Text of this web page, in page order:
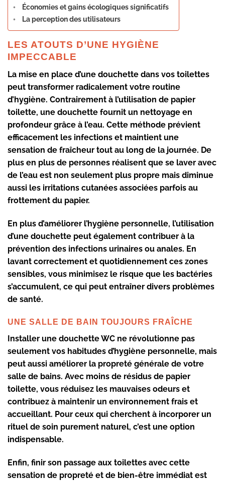
Économies et gains écologiques significatifs
La perception des utilisateurs
LES ATOUTS D’UNE HYGIÈNE
IMPECCABLE
La mise en place d’une douchette dans vos toilettes
peut transformer radicalement votre routine
d’hygiène. Contrairement à l’utilisation de papier
toilette, une douchette fournit un nettoyage en
profondeur grâce à l’eau. Cette méthode prévient
efficacement les infections et maintient une
sensation de fraîcheur tout au long de la journée. De
plus en plus de personnes réalisent que se laver avec
de l’eau est non seulement plus propre mais diminue
aussi les irritations cutanées associées parfois au
frottement du papier.
En plus d’améliorer l’hygiène personnelle, l’utilisation
d’une douchette peut également contribuer à la
prévention des infections urinaires ou anales. En
lavant correctement et quotidiennement ces zones
sensibles, vous minimisez le risque que les bactéries
s’accumulent, ce qui peut entraîner divers problèmes
de santé.
UNE SALLE DE BAIN TOUJOURS FRAÎCHE
Installer une douchette WC ne révolutionne pas
seulement vos habitudes d’hygiène personnelle, mais
peut aussi améliorer la propreté générale de votre
salle de bains. Avec moins de résidus de papier
toilette, vous réduisez les mauvaises odeurs et
contribuez à maintenir un environnement frais et
accueillant. Pour ceux qui cherchent à incorporer un
rituel de soin purement naturel, c’est une option
indispensable.
Enfin, finir son passage aux toilettes avec cette
sensation de propreté et de bien-être immédiat est